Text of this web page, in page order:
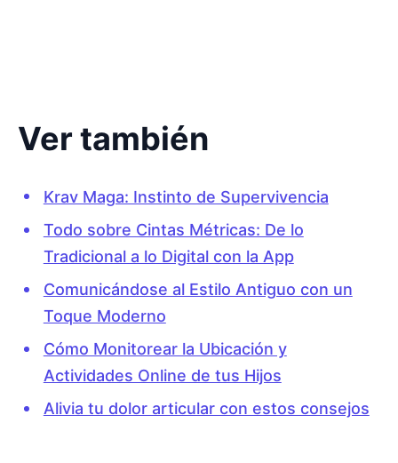
Ver también
Krav Maga: Instinto de Supervivencia
Todo sobre Cintas Métricas: De lo
Tradicional a lo Digital con la App
Comunicándose al Estilo Antiguo con un
Toque Moderno
Cómo Monitorear la Ubicación y
Actividades Online de tus Hijos
Alivia tu dolor articular con estos consejos